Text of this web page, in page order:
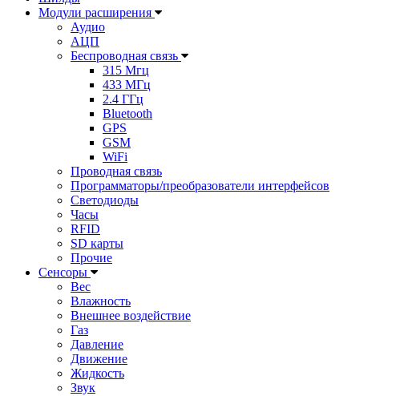
Модули расширения
Аудио
АЦП
Беспроводная связь
315 Мгц
433 МГц
2.4 ГГц
Bluetooth
GPS
GSM
WiFi
Проводная связь
Программаторы/преобразователи интерфейсов
Светодиоды
Часы
RFID
SD карты
Прочие
Сенсоры
Вес
Влажность
Внешнее воздействие
Газ
Давление
Движение
Жидкость
Звук